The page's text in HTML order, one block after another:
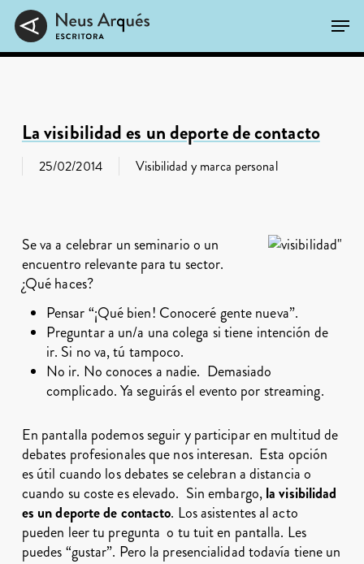
Skip
main
La visibilidad es un deporte de contacto
25/02/2014 Visibilidad y marca personal
Se va a celebrar un seminario o un
encuentro relevante para tu sector.
¿Qué haces?
Pensar “¡Qué bien! Conoceré gente nueva”.
Preguntar a un/a una colega si tiene intención de
ir. Si no va, tú tampoco.
No ir. No conoces a nadie. Demasiado
complicado. Ya seguirás el evento porstreaming.
En pantalla podemos seguir y participar en multitud de
debates profesionales que nos interesan. Esta opción
es útil cuando los debates se celebran a distancia o
cuando su coste es elevado. Sin embargo,la visibilidad
es un deporte de contacto. Los asistentes al acto
pueden leer tu pregunta o tu tuit en pantalla. Les
puedes “gustar”. Pero la presencialidad todavía tiene un
Close